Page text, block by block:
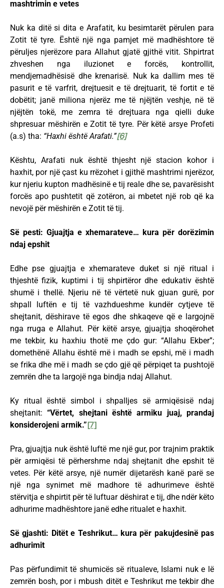
mashtrimin e vetes
Nuk ka ditë si dita e Arafatit, ku besimtarët përulen para
Zotit të tyre. Është një nga pamjet më madhështore të
përuljes njerëzore para Allahut gjatë gjithë vitit. Shpirtrat
zhveshen nga iluzionet e forcës, kontrollit,
mendjemadhësisë dhe krenarisë. Nuk ka dallim mes të
pasurit e të varfrit, drejtuesit e të drejtuarit, të fortit e të
dobëtit; janë miliona njerëz me të njëjtën veshje, në të
njëjtën tokë, me zemra të drejtuara nga qielli duke
shpresuar mëshirën e Zotit të tyre. Për këtë arsye Profeti
(a.s) tha: “Haxhi është Arafati.”[6]
Kështu, Arafati nuk është thjesht një stacion kohor i
haxhit, por një çast ku rrëzohet i gjithë mashtrimi njerëzor,
kur njeriu kupton madhësinë e tij reale dhe se, pavarësisht
forcës apo pushtetit që zotëron, ai mbetet një rob që ka
nevojë për mëshirën e Zotit të tij.
Së pesti: Gjuajtja e xhemarateve… kura për dorëzimin
ndaj epshit
Edhe pse gjuajtja e xhemarateve duket si një ritual i
thjeshtë fizik, kuptimi i tij shpirtëror dhe edukativ është
shumë i thellë. Njeriu në të vërtetë nuk gjuan gurë, por
shpall luftën e tij të vazhdueshme kundër cytjeve të
shejtanit, dëshirave të egos dhe shkaqeve që e largojnë
nga rruga e Allahut. Për këtë arsye, gjuajtja shoqërohet
me tekbir, ku haxhiu thotë me çdo gur: “Allahu Ekber”;
domethënë Allahu është më i madh se epshi, më i madh
se frika dhe më i madh se çdo gjë që përpiqet ta pushtojë
zemrën dhe ta largojë nga bindja ndaj Allahut.
Ky ritual është simbol i shpalljes së armiqësisë ndaj
shejtanit:“Vërtet, shejtani është armiku juaj, prandaj
konsiderojeni armik.”[7]
Pra, gjuajtja nuk është luftë me një gur, por trajnim praktik
për armiqësi të përhershme ndaj shejtanit dhe epshit të
vetes. Për këtë arsye, një numër dijetarësh kanë parë se
një nga synimet më madhore të adhurimeve është
stërvitja e shpirtit për të luftuar dëshirat e tij, dhe ndër këto
adhurime madhështore janë edhe ritualet e haxhit.
Së gjashti: Ditët e Teshrikut… kura për pakujdesinë pas
adhurimit
Pas përfundimit të shumicës së ritualeve, Islami nuk e lë
zemrën bosh, por i mbush ditët e Teshrikut me tekbir dhe